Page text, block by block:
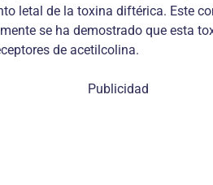
letal de la toxina diftérica. Este
se ha demostrado que esta
de acetilcolina.
Publicidad